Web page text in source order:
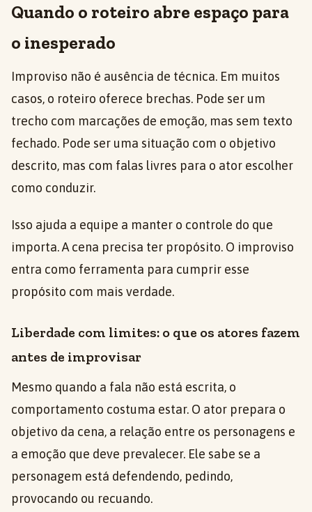
Quando o roteiro abre espaço para
o inesperado
Improviso não é ausência de técnica. Em muitos
casos, o roteiro oferece brechas. Pode ser um
trecho com marcações de emoção, mas sem texto
fechado. Pode ser uma situação com o objetivo
descrito, mas com falas livres para o ator escolher
como conduzir.
Isso ajuda a equipe a manter o controle do que
importa. A cena precisa ter propósito. O improviso
entra como ferramenta para cumprir esse
propósito com mais verdade.
Liberdade com limites: o que os atores fazem
antes de improvisar
Mesmo quando a fala não está escrita, o
comportamento costuma estar. O ator prepara o
objetivo da cena, a relação entre os personagens e
a emoção que deve prevalecer. Ele sabe se a
personagem está defendendo, pedindo,
provocando ou recuando.